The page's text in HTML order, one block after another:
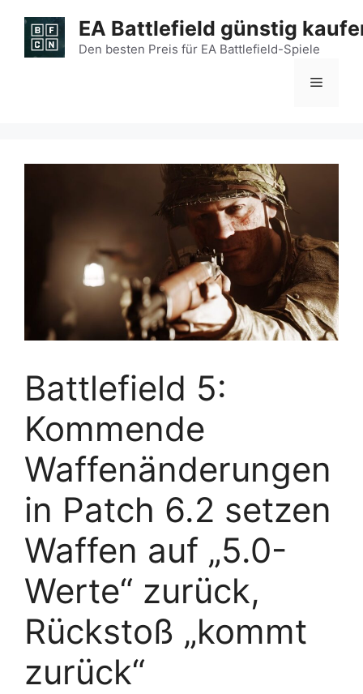
Inhalt
springen
EA Battlefield günstig
Den besten Preis für EA Battlefield-Spiele
Menü
Battlefield 5:
Kommende
Waffenänderungen
in Patch 6.2 setzen
Waffen auf „5.0-
Werte“ zurück,
Rückstoß „kommt
zurück“